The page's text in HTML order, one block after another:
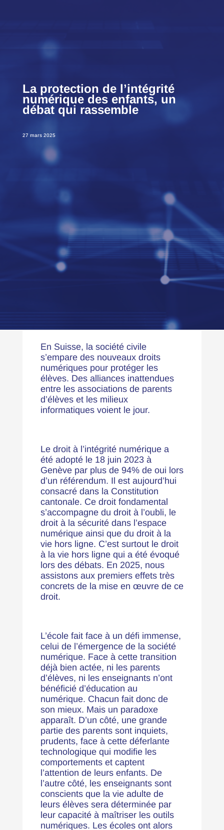
La protection de l’intégrité
numérique des enfants, un
débat qui rassemble
27 mars 2025
En Suisse, la société civile
s’empare des nouveaux droits
numériques pour protéger les
élèves. Des alliances inattendues
entre les associations de parents
d’élèves et les milieux
informatiques voient le jour.
Le droit à l’intégrité numérique a
été adopté le 18 juin 2023 à
Genève par plus de 94% de oui lors
d’un référendum. Il est aujourd’hui
consacré dans la Constitution
cantonale. Ce droit fondamental
s’accompagne du droit à l’oubli, le
droit à la sécurité dans l’espace
numérique ainsi que du droit à la
vie hors ligne. C’est surtout le droit
à la vie hors ligne qui a été évoqué
lors des débats. En 2025, nous
assistons aux premiers effets très
concrets de la mise en œuvre de ce
droit.
L’école fait face à un défi immense,
celui de l’émergence de la société
numérique. Face à cette transition
déjà bien actée, ni les parents
d’élèves, ni les enseignants n’ont
bénéficié d’éducation au
numérique. Chacun fait donc de
son mieux. Mais un paradoxe
apparaît. D’un côté, une grande
partie des parents sont inquiets,
prudents, face à cette déferlante
technologique qui modifie les
comportements et captent
l’attention de leurs enfants. De
l’autre côté, les enseignants sont
conscients que la vie adulte de
leurs élèves sera déterminée par
leur capacité à maîtriser les outils
numériques. Les écoles ont alors